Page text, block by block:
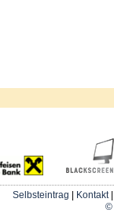
Selbsteintrag Kontakt
©